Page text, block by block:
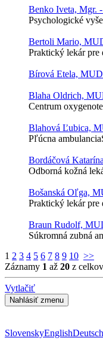
Benko Iveta, Mgr.
Psychologické
Bertoli Mario,
Praktický lekár pre
Bírová Etela,
Blaha Oldrich,
Centrum
Blahová Ľubica,
Pľúcna
Bordáčová
Odborná kožná
Bošanská Oľga,
Praktický lekár pre
Braun Rudolf,
Súkromná zubná
1 2 3 4 5 6 7 8 9 10 >>
Záznamy 1 až 20 z
Vytlačiť
SlovenskyEnglishDeutsch